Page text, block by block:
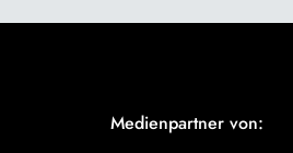
Medienpartner von: